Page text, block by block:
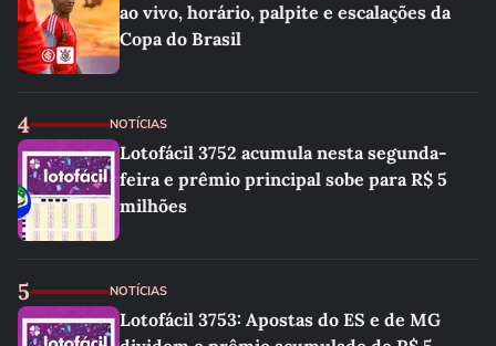
ao vivo, horário, palpite e escalações da
Copa do Brasil
4 NOTÍCIAS
Lotofácil 3752 acumula nesta segunda-
feira e prêmio principal sobe para R$ 5
milhões
5 NOTÍCIAS
Lotofácil 3753: Apostas do ES e de MG